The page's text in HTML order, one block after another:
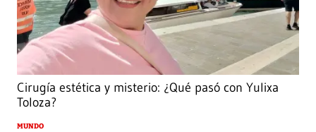
Cirugía estética y misterio: ¿Qué pasó con Yulixa
Toloza?
MUNDO